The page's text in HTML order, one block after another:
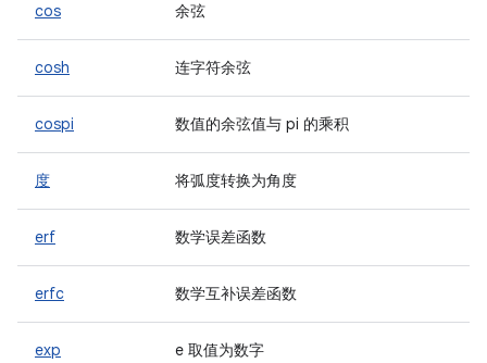
cos 余弦
cosh 连字符余弦
cospi 数值的余弦值与 pi 的乘积
度 将弧度转换为角度
erf 数学误差函数
erfc 数学互补误差函数
exp e 取值为数字